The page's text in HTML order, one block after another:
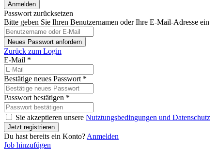
Passwort zurücksetzen
Bitte geben Sie Ihren Benutzernamen oder Ihre E-Mail-Adresse ein
Zurück zum Login
E-Mail *
Bestätige neues Passwort *
Passwort bestätigen *
Sie akzeptieren unsere Nutztungsbedingungen und Datenschutz
Du hast bereits ein Konto? Anmelden
Job hinzufügen